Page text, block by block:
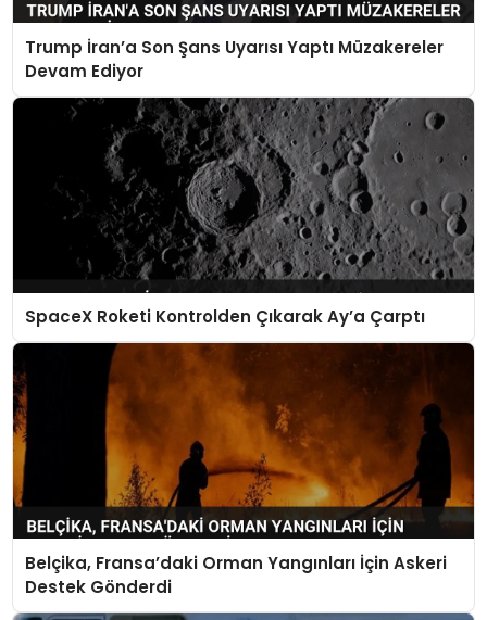
Trump İran’a Son Şans Uyarısı Yaptı Müzakereler
Devam Ediyor
SpaceX Roketi Kontrolden Çıkarak Ay’a Çarptı
Belçika, Fransa’daki Orman Yangınları İçin Askeri
Destek Gönderdi